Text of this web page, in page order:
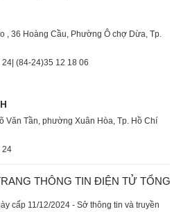
, 36 Hoàng Cầu, Phường Ô chợ Dừa, Tp.
24 | (84-24)35 12 18 06
Văn Tần, phường Xuân Hòa, Tp. Hồ Chí
24
THÔNG TIN ĐIỆN TỬ TỔNG
cấp 11/12/2024 - Sở thông tin và truyền